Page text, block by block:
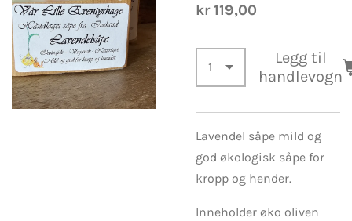
kr 119,00
Legg til
handlevogn
Lavendel såpe mild og
god økologisk såpe for
kropp og hender.
Inneholder øko oliven